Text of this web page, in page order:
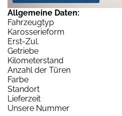
Allgemeine Daten:
Fahrzeugtyp
Karosserieform
Erst-Zul.
Getriebe
Kilometerstand
Anzahl der Türen
Farbe
Standort
Lieferzeit
Unsere Nummer